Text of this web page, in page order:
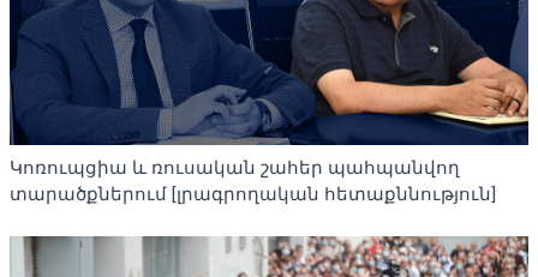
Կոռուպցիա և ռուսական շահեր պահպանվող
տարածքներում [լրագրողական հետաքննություն]